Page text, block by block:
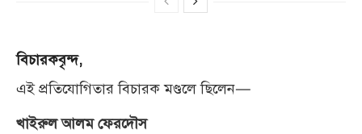
বিচারকবৃন্দ,
এই প্রতিযোগিতার বিচারক মণ্ডলে ছিলেন—
খাইরুল আলম ফেরদৌস